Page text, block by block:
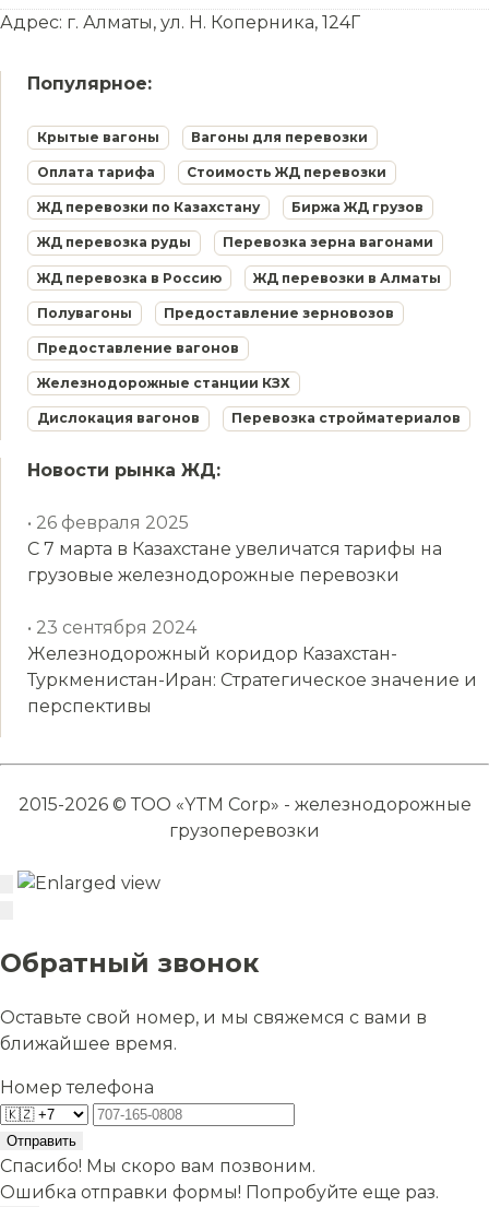
Адрес: г. Алматы, ул. Н. Коперника, 124Г
Популярное:
Крытые вагоны Вагоны для перевозки
Оплата тарифа Стоимость ЖД перевозки
ЖД перевозки по Казахстану Биржа ЖД грузов
ЖД перевозка руды Перевозка зерна вагонами
ЖД перевозка в Россию ЖД перевозки в Алматы
Полувагоны Предоставление зерновозов
Предоставление вагонов
Железнодорожные станции КЗХ
Дислокация вагонов Перевозка стройматериалов
Новости рынка ЖД:
• 26 февраля 2025
С 7 марта в Казахстане увеличатся тарифы на
грузовые железнодорожные перевозки
• 23 сентября 2024
Железнодорожный коридор Казахстан-
Туркменистан-Иран: Стратегическое значение и
перспективы
2015-2026 © ТОО «YTM Corp» - железнодорожные
грузоперевозки
Обратный звонок
Оставьте свой номер, и мы свяжемся с вами в
ближайшее время.
Номер телефона
Отправить
Спасибо! Мы скоро вам позвоним.
Ошибка отправки формы! Попробуйте еще раз.